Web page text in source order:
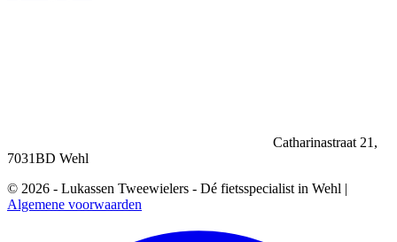
Catharinastraat 21,
7031BD Wehl
© 2026 - Lukassen Tweewielers - Dé fietsspecialist in Wehl |
Algemene voorwaarden